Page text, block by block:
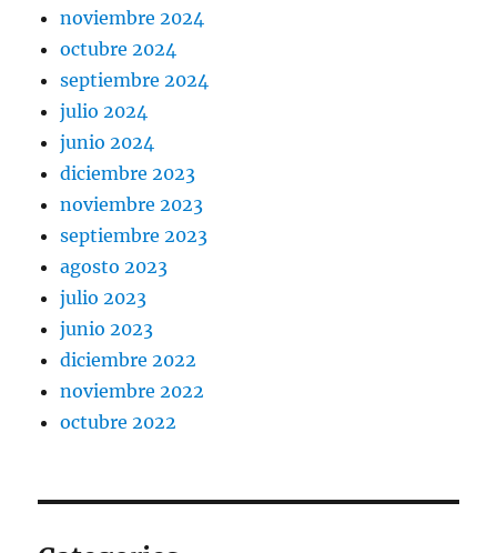
noviembre 2024
octubre 2024
septiembre 2024
julio 2024
junio 2024
diciembre 2023
noviembre 2023
septiembre 2023
agosto 2023
julio 2023
junio 2023
diciembre 2022
noviembre 2022
octubre 2022